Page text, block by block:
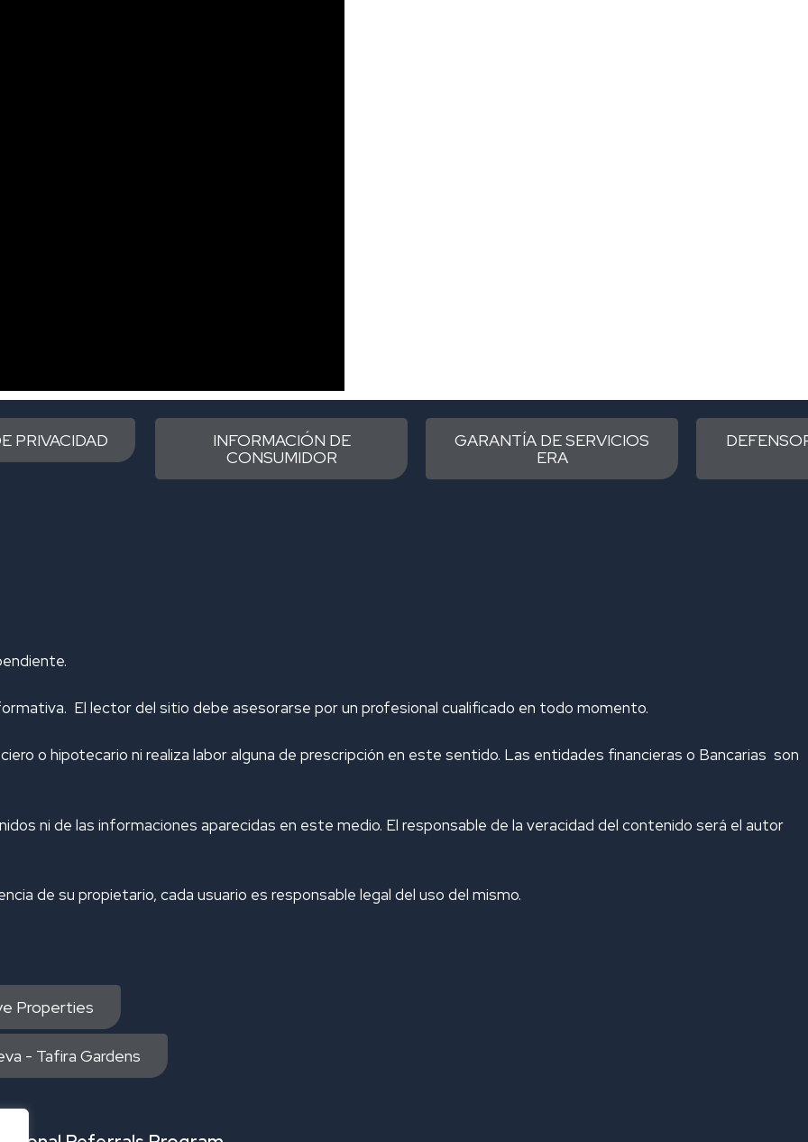
PRIVACIDAD
INFORMACIÓN DE
CONSUMIDOR
GARANTÍA DE SERVICIOS
ERA
El lector del sitio debe asesorarse por un profesional cualificado en todo momento.
o hipotecario ni realiza labor alguna de prescripción en este sentido. Las entidades financieras o Bancarias son
ni de las informaciones aparecidas en este medio. El responsable de la veracidad del contenido será el autor
de su propietario, cada usuario es responsable legal del uso del mismo.
Properties
- Tafira Gardens